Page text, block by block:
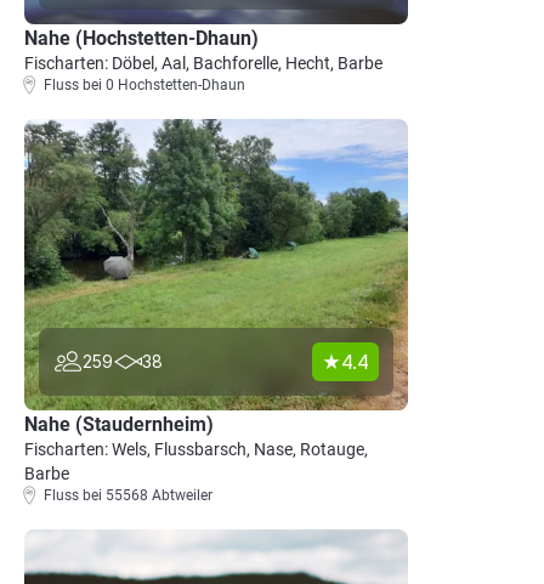
Nahe (Hochstetten-Dhaun)
Fischarten: Döbel, Aal, Bachforelle, Hecht, Barbe
Fluss bei 0 Hochstetten-Dhaun
259 38 4.4
Nahe (Staudernheim)
Fischarten: Wels, Flussbarsch, Nase, Rotauge,
Barbe
Fluss bei 55568 Abtweiler